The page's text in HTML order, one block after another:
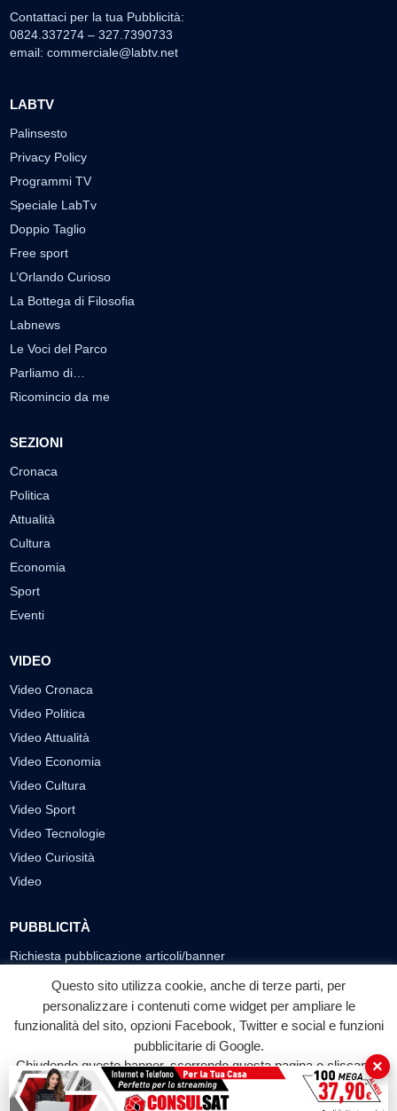
Contattaci per la tua Pubblicità:
0824.337274 – 327.7390733
email: commerciale@labtv.net
LABTV
Palinsesto
Privacy Policy
Programmi TV
Speciale LabTv
Doppio Taglio
Free sport
L’Orlando Curioso
La Bottega di Filosofia
Labnews
Le Voci del Parco
Parliamo di…
Ricomincio da me
SEZIONI
Cronaca
Politica
Attualità
Cultura
Economia
Sport
Eventi
VIDEO
Video Cronaca
Video Politica
Video Attualità
Video Economia
Video Cultura
Video Sport
Video Tecnologie
Video Curiosità
Video
PUBBLICITÀ
Richiesta pubblicazione articoli/banner
SEGUICI SUI SOCIAL
f
Facebook
◎ ▶
YouTube
Questo sito utilizza cookie, anche di terze parti, per
personalizzare i contenuti come widget per ampliare le
funzionalità del sito, opzioni Facebook, Twitter e social e funzioni
pubblicitarie di Google.
Chiudendo questo banner, scorrendo questa pagina o cliccando
su qualunque suo elemento acconsenti all'uso dei cookie.
×